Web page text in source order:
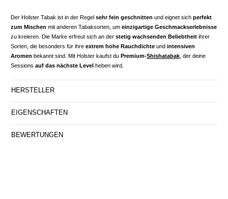
Der Holster Tabak ist in der Regel sehr fein geschnitten und eignet sich perfekt
zum Mischen mit anderen Tabaksorten, um einzigartige Geschmackserlebnisse
zu kreieren. Die Marke erfreut sich an der stetig wachsenden Beliebtheit ihrer
Sorten, die besonders für ihre extrem hohe Rauchdichte und intensiven
Aromen bekannt sind. Mit Holster kaufst du Premium-Shishatabak , der deine
Sessions auf das nächste Level heben wird.
HERSTELLER
EIGENSCHAFTEN
BEWERTUNGEN